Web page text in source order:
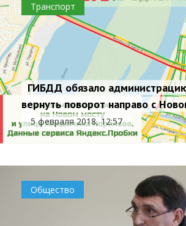
Транспорт
ГИБДД обязало
вернуть поворот направо с
5 февраля 2018, 12:57
Общество